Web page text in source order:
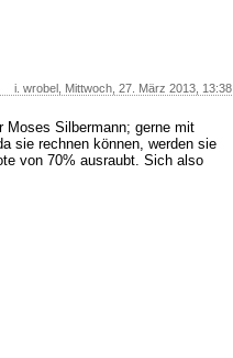
i. wrobel, Mittwoch, 27. März 2013, 13:38
Moses Silbermann; gerne mit
sie rechnen können, werden sie
von 70% ausraubt. Sich also